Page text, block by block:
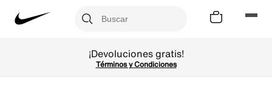
¡Devoluciones gratis!
Términos y Condiciones